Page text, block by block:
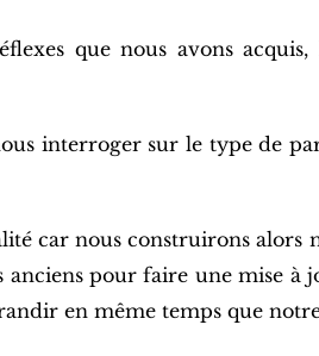
que nous avons
interroger sur le type de
car nous construirons alors
pour faire une mise à
en même temps que